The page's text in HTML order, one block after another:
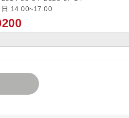
日 14:00~17:00